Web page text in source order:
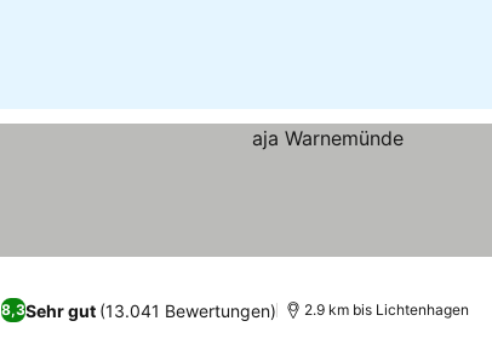
8,3Sehr gut (13.041 Bewertungen) 2.9 km bis Lichtenhagen